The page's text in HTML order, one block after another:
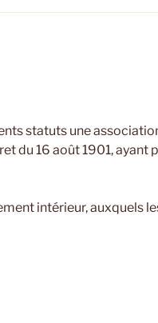
statuts une
du 16 août 1901, ayant
intérieur, auxquels